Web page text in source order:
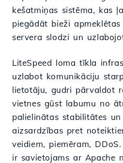
kešatmiņas sistēma, kas
piegādāt bieži
servera slodzi un
LiteSpeed loma tīkla
uzlabot komunikāciju
lietotāju, gudri pārvaldot
vietnes gūst labumu no
palielinātas stabilitātes
aizsardzības pret
veidiem, piemēram,
ir savietojams ar Apache